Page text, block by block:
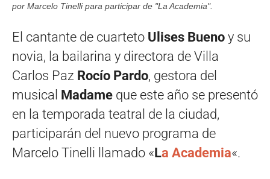
por Marcelo Tinelli para participar de "La Academia".
El cantante de cuarteto Ulises Bueno y su
novia, la bailarina y directora de Villa
Carlos Paz Rocío Pardo, gestora del
musical Madame que este año se presentó
en la temporada teatral de la ciudad,
participarán del nuevo programa de
Marcelo Tinelli llamado «La Academia«.